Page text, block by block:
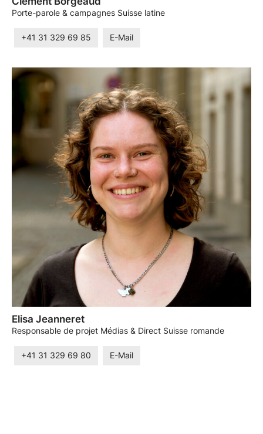
Porte-parole & campagnes Suisse latine
+41 31 329 69 85 E-Mail
Elisa Jeanneret
Responsable de projet Médias & Direct Suisse romande
+41 31 329 69 80 E-Mail